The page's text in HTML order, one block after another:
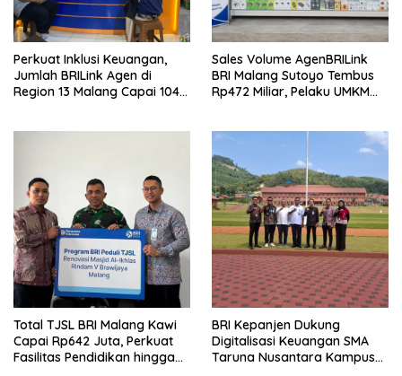
Perkuat Inklusi Keuangan,
Jumlah BRILink Agen di
Region 13 Malang Capai 104
Sales Volume AgenBRILink
BRI Malang Sutoyo Tembus
Rp472 Miliar, Pelaku UMKM
Total TJSL BRI Malang Kawi
Capai Rp642 Juta, Perkuat
Fasilitas Pendidikan hingga
BRI Kepanjen Dukung
Digitalisasi Keuangan SMA
Taruna Nusantara Kampus